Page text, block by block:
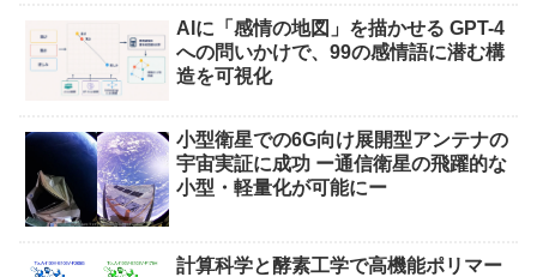
AIに「感情の地図」を描かせる GPT-4
への問いかけで、99の感情語に潜む構
造を可視化
小型衛星での6G向け展開型アンテナの
宇宙実証に成功 ー通信衛星の飛躍的な
小型・軽量化が可能にー
計算科学と酵素工学で高機能ポリマー